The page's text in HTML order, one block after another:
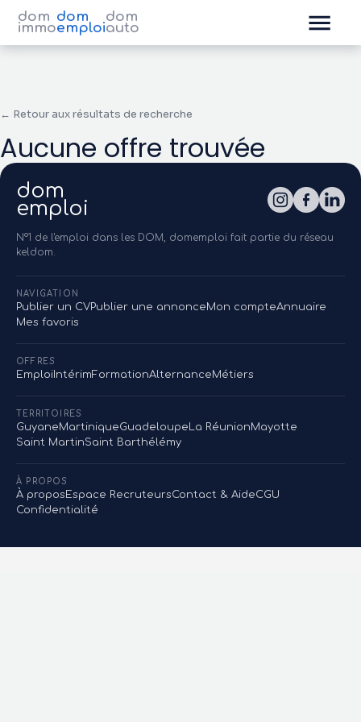
dom
immo
dom
emploi
dom
auto
← Retour aux résultats de recherche
Aucune offre trouvée
dom
emploi
N°1 de l'emploi dans les DOM, domemploi fait partie du réseau
keldom.
NAVIGATION
Publier un CVPublier une annonceMon compteAnnuaire
Mes favoris
OFFRES
EmploiIntérimFormationAlternanceMétiers
TERRITOIRES
GuyaneMartiniqueGuadeloupe La RéunionMayotte
Saint MartinSaint Barthélémy
À PROPOS
À propos Espace RecruteursContact & AideCGU
Confidentialité